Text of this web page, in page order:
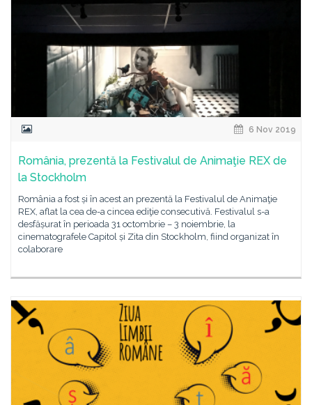
6 Nov 2019
România, prezentă la Festivalul de Animaţie REX de
la Stockholm
România a fost și în acest an prezentă la Festivalul de Animaţie
REX, aflat la cea de-a cincea ediţie consecutivă. Festivalul s-a
desfășurat în perioada 31 octombrie – 3 noiembrie, la
cinematografele Capitol și Zita din Stockholm, fiind organizat în
colaborare